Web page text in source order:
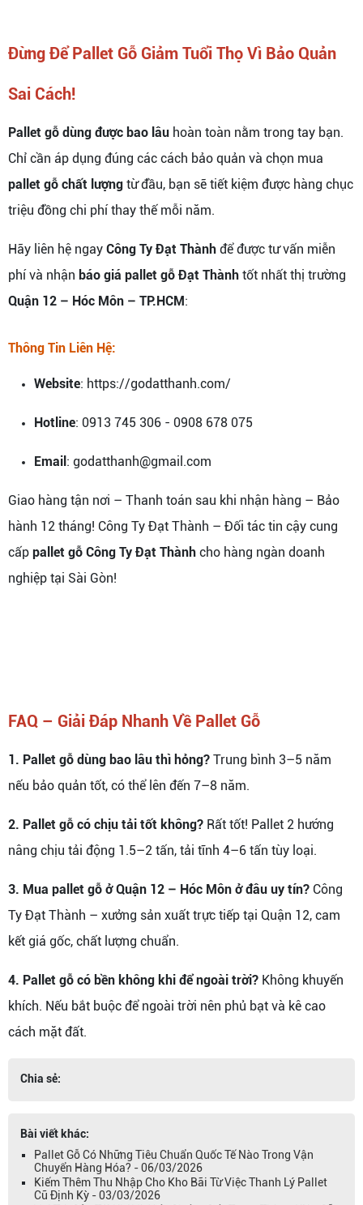
Đừng Để Pallet Gỗ Giảm Tuổi Thọ Vì Bảo Quản
Sai Cách!
Pallet gỗ dùng được bao lâu hoàn toàn nằm trong tay bạn.
Chỉ cần áp dụng đúng các cách bảo quản và chọn mua
pallet gỗ chất lượng từ đầu, bạn sẽ tiết kiệm được hàng chục
triệu đồng chi phí thay thế mỗi năm.
Hãy liên hệ ngay Công Ty Đạt Thành để được tư vấn miễn
phí và nhận báo giá pallet gỗ Đạt Thành tốt nhất thị trường
Quận 12 – Hóc Môn – TP.HCM:
Thông Tin Liên Hệ:
Website: https://godatthanh.com/
Hotline: 0913 745 306 - 0908 678 075
Email : godatthanh@gmail.com
Giao hàng tận nơi – Thanh toán sau khi nhận hàng – Bảo
hành 12 tháng! Công Ty Đạt Thành – Đối tác tin cậy cung
cấp pallet gỗ Công Ty Đạt Thành cho hàng ngàn doanh
nghiệp tại Sài Gòn!
FAQ – Giải Đáp Nhanh Về Pallet Gỗ
1. Pallet gỗ dùng bao lâu thì hỏng? Trung bình 3–5 năm
nếu bảo quản tốt, có thể lên đến 7–8 năm.
2. Pallet gỗ có chịu tải tốt không? Rất tốt! Pallet 2 hướng
nâng chịu tải động 1.5–2 tấn, tải tĩnh 4–6 tấn tùy loại.
3. Mua pallet gỗ ở Quận 12 – Hóc Môn ở đâu uy tín? Công
Ty Đạt Thành – xưởng sản xuất trực tiếp tại Quận 12, cam
kết giá gốc, chất lượng chuẩn.
4. Pallet gỗ có bền không khi để ngoài trời? Không khuyến
khích. Nếu bắt buộc để ngoài trời nên phủ bạt và kê cao
cách mặt đất.
Chia sẻ:
Bài viết khác:
Pallet Gỗ Có Những Tiêu Chuẩn Quốc Tế Nào Trong Vận
Chuyển Hàng Hóa? - 06/03/2026
Kiếm Thêm Thu Nhập Cho Kho Bãi Từ Việc Thanh Lý Pallet
Cũ Định Kỳ - 03/03/2026